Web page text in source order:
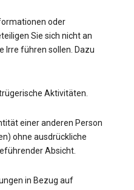
oder
Sie sich nicht an
Irre führen sollen. Dazu
Aktivitäten.
einer anderen Person
ohne ausdrückliche
Absicht.
in Bezug auf